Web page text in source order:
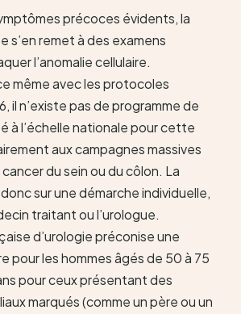
précoces évidents, la
s’en remet à des examens
l’anomalie cellulaire.
même avec les protocoles
il n’existe pas de programme de
à l’échelle nationale pour cette
aux campagnes massives
du sein ou du côlon. La
sur une démarche individuelle,
traitant ou l’urologue.
d’urologie préconise une
pour les hommes âgés de 50 à 75
pour ceux présentant des
marqués (comme un père ou un